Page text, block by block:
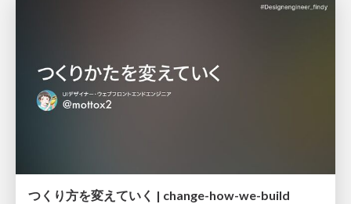
つくり方を変えていく | change-how-we-build